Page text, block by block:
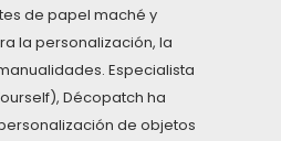
de papel maché y
la personalización, la
Especialista
Décopatch ha
de objetos